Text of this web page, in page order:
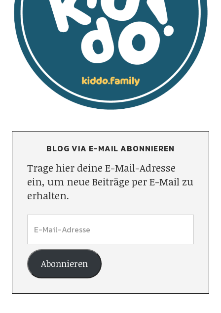
BLOG VIA E-MAIL ABONNIEREN
Trage hier deine E-Mail-Adresse
ein, um neue Beiträge per E-Mail zu
erhalten.
Abonnieren